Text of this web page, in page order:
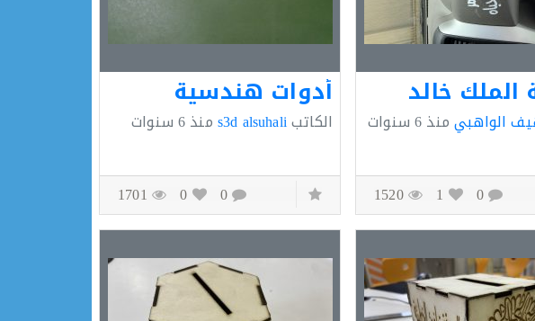
الملك خالد
الواهبيمنذ6 سنوات
0
1520
أدوات هندسية
الكاتبs3d alsuhaliمنذ6 سنوات
0